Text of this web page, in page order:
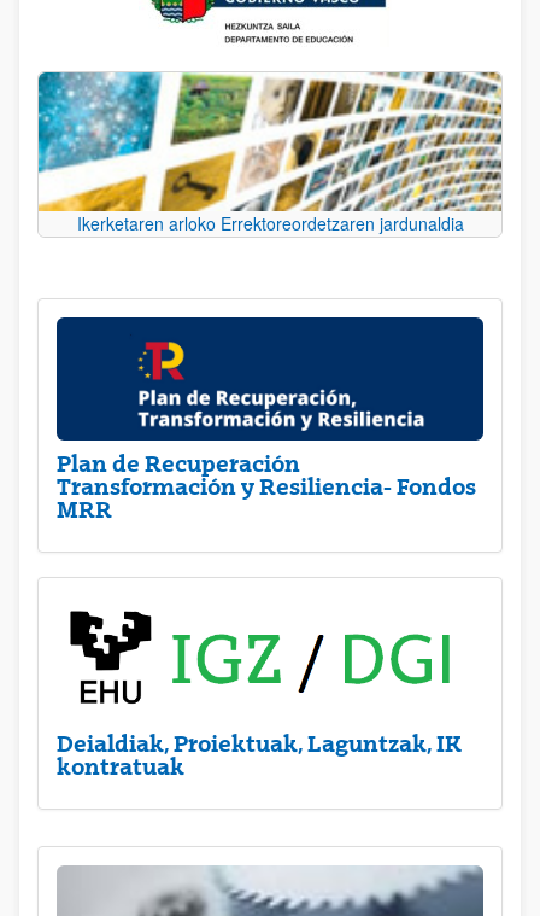
Ikerketaren arloko Errektoreordetzaren jardunaldia
Plan de Recuperación
Transformación y Resiliencia- Fondos
MRR
Deialdiak, Proiektuak, Laguntzak, IK
kontratuak